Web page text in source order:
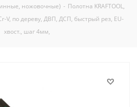
ножовочные) - Полотна KRAFTOOL,
V, по дереву, ДВП, ДСП, быстрый рез, EU-
хвост., шаг 4мм,